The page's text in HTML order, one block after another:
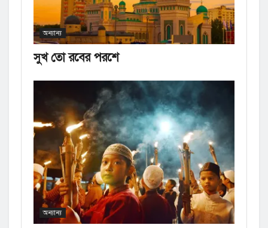
অন্যান্য
সুখ তো রবের পরশে
অন্যান্য